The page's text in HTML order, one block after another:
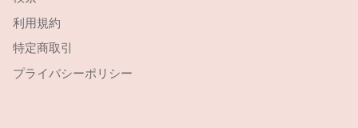
利用規約
特定商取引
プライバシーポリシー